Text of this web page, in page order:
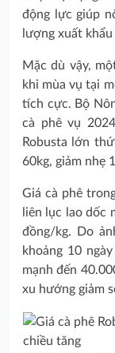
động lực giúp
lượng xuất
Mặc dù vậy,
khi mùa vụ tại
tích cực. Bộ
cà phê vụ
Robusta lớn
60kg, giảm nhẹ
Giá cà phê
liên lục lao dốc
đồng/kg. Do
khoảng 10
mạnh đến
xu hướng giảm